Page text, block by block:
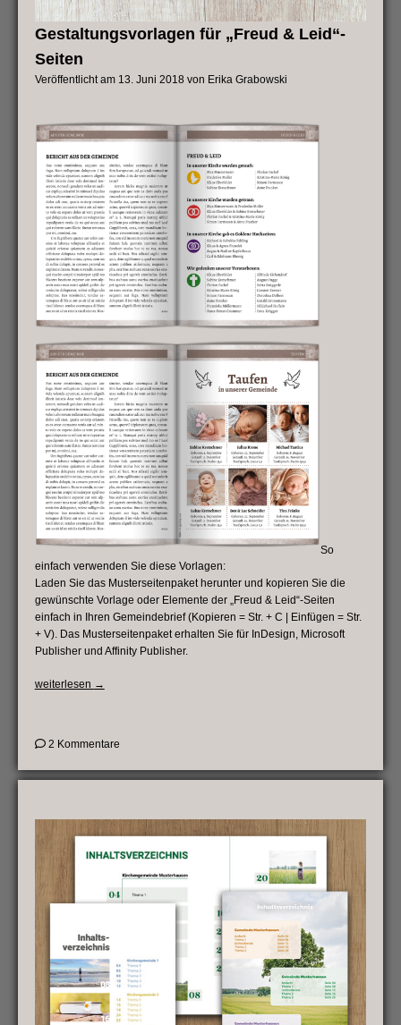
Gestaltungsvorlagen für „Freud & Leid“-
Seiten
Veröffentlicht am 13. Juni 2018von Erika Grabowski
So
einfach verwenden Sie diese Vorlagen:
Laden Sie das Musterseitenpaket herunter und kopieren Sie die
gewünschte Vorlage oder Elemente der „Freud & Leid“-Seiten
einfach in Ihren Gemeindebrief (Kopieren = Str. + C | Einfügen = Str.
+ V). Das Musterseitenpaket erhalten Sie für InDesign, Microsoft
Publisher und Affinity Publisher.
weiterlesen „Gestaltungsvorlagen
Leid“-
Seiten“
→
2 Kommentarezu
für
Leid“-